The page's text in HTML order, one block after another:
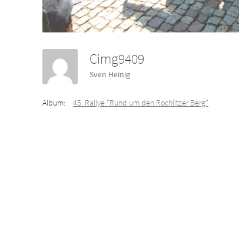
Cimg9409
Sven Heinig
Album: 45. Rallye "Rund um den Rochlitzer Berg"